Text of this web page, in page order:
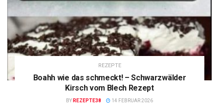
REZEPTE
Boahh wie das schmeckt! – Schwarzwälder
Kirsch vom Blech Rezept
BY REZEPTE38 14 FEBRUAR 2026